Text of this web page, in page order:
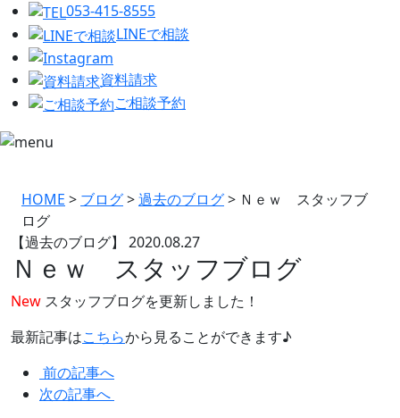
053-415-8555
LINEで相談
資料請求
ご相談予約
HOME > ブログ>過去のブログ> Ｎｅｗ スタッフブ
ログ
【過去のブログ】 2020.08.27
Ｎｅｗ スタッフブログ
New スタッフブログを更新しました！
最新記事はこちらから見ることができます♪
前の記事へ
次の記事へ